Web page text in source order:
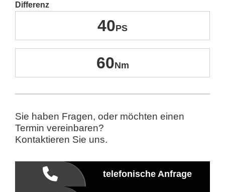
Differenz
40
60
Sie haben Fragen, oder möchten einen
Termin vereinbaren?
Kontaktieren Sie uns.
telefonische Anfrage